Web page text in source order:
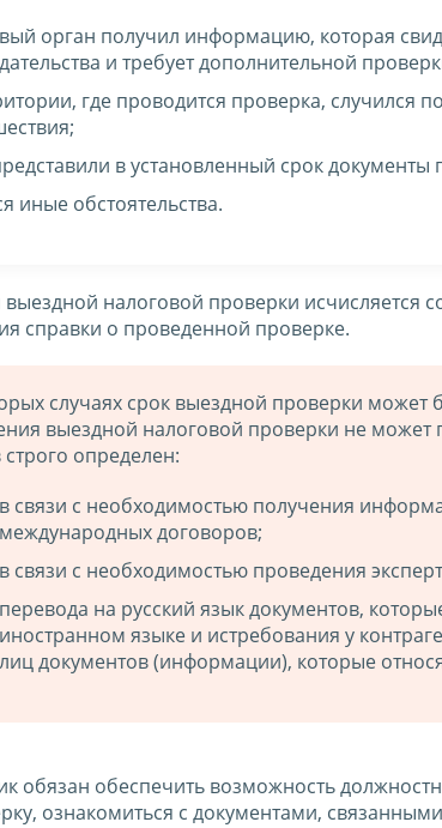
орган получил информацию, которая
и требует дополнительной
где проводится проверка,
в установленный срок
иные обстоятельства.
налоговой проверки
справки о проведенной проверке.
случаях срок выездной проверки
выездной налоговой проверки не может
строго определен:
в связи с необходимостью получения
международных договоров;
в связи с необходимостью проведения
перевода на русский язык документов,
иностранном языке и истребования у
лиц документов (информации), которые
обязан обеспечить возможность
ознакомиться с документами,